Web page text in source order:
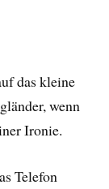
das kleine
wenn
Ironie.
Telefon